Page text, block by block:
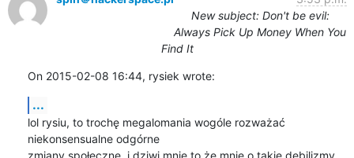
New subject: Don't be evil:
Always Pick Up Money When You
Find It
On 2015-02-08 16:44, rysiek wrote:
...
lol rysiu, to trochę megalomania wogóle rozważać
niekonsensualne odgórne
zmiany społeczne, i dziwi mnie to że mnie o takie debilizmy